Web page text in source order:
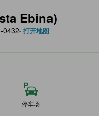
Ebina)
0432- 打开地图
停车场